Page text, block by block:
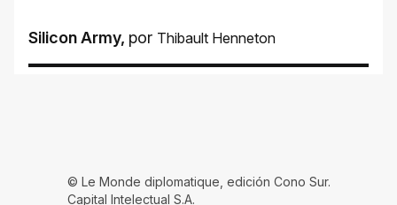
Silicon Army, por Thibault Henneton
© Le Monde diplomatique, edición Cono Sur.
Capital Intelectual S.A.